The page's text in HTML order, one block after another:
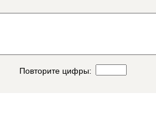
Повторите цифры: